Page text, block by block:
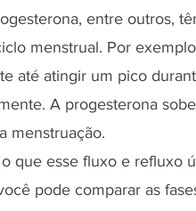
entre outros,
menstrual. Por
até atingir um pico
A progesterona
menstruação.
que esse fluxo e refluxo
pode comparar as